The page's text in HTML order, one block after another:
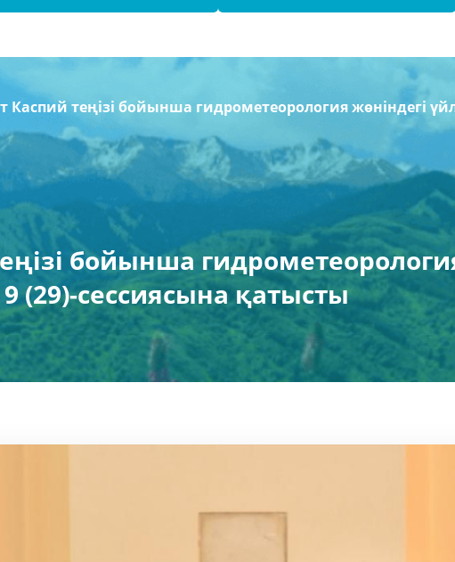
Каспий теңізі бойынша гидрометеорология жөніндегі
бойынша
(29)-сессиясына қатысты